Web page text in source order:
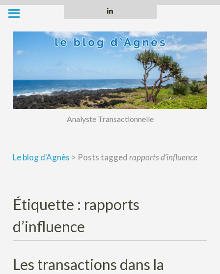
Skip
content
Analyste Transactionnelle
Le blog d'Agnès > Posts taggedrapports d’influence
Étiquette : rapports
d’influence
Les transactions dans la